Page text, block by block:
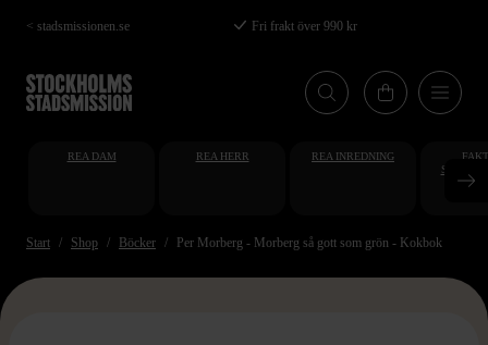
Hoppa
till
huvudinnehåll
< stadsmissionen.se Fri frakt över 990 kr
REA DAM REA HERR REA INREDNING
Start Shop Böcker Per Morberg - Morberg så gott som grön - Kokbok
>